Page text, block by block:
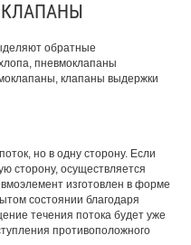
обратные
пневмоклапаны
клапаны выдержки
но в одну сторону. Если
сторону, осуществляется
изготовлен в форме
состоянии благодаря
течения потока будет уже
противоположного